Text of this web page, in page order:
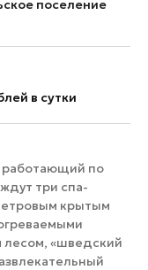
поселение
в сутки
работающий по
три спа-
крытым
«шведский